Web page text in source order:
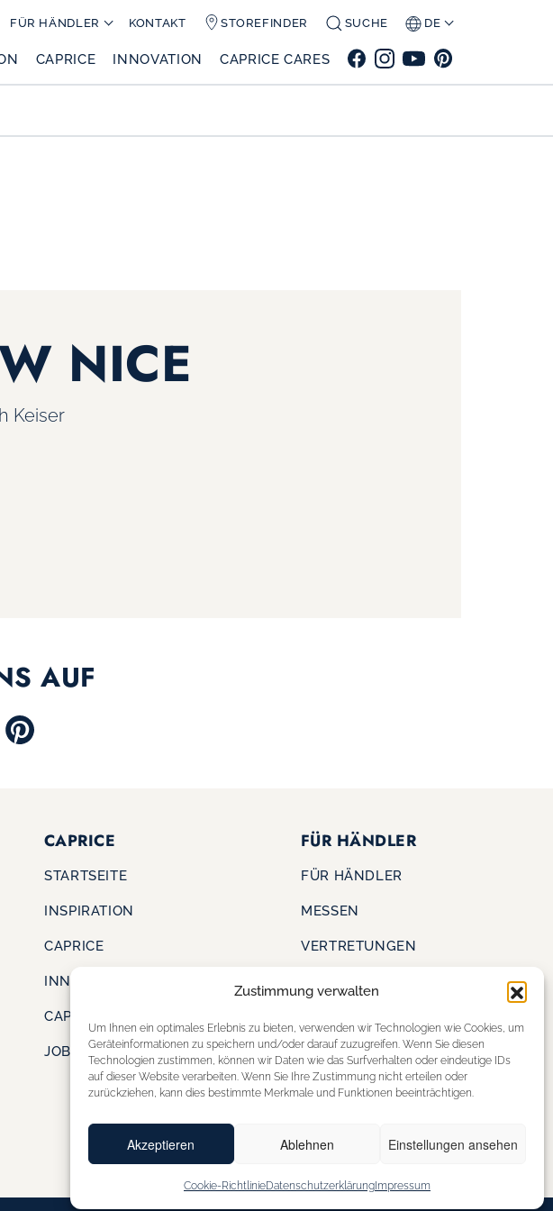
Zustimmung verwalten
Um Ihnen ein optimales Erlebnis zu bieten, verwenden wir Technologien wie Cookies, um
Geräteinformationen zu speichern und/oder darauf zuzugreifen. Wenn Sie diesen
Technologien zustimmen, können wir Daten wie das Surfverhalten oder eindeutige IDs
auf dieser Website verarbeiten. Wenn Sie Ihre Zustimmung nicht erteilen oder
zurückziehen, kann dies bestimmte Merkmale und Funktionen beeinträchtigen.
Akzeptieren Ablehnen Einstellungen ansehen
Cookie-RichtlinieDatenschutzerklärungImpressum
CAPRICE INNOVATION CAPRICE CARES
FÜR HÄNDLER KONTAKT STOREFINDER SUCHE DE
NICE
Keiser
AUF
CAPRICE
STARTSEITE
INSPIRATION
CAPRICE
INNOVATION
CAPRICE CARES
JOBS & KARRIERE
FÜR HÄNDLER
FÜR HÄNDLER
MESSEN
VERTRETUNGEN
KONTAKT
SHOE OUTLET
STOREFINDER